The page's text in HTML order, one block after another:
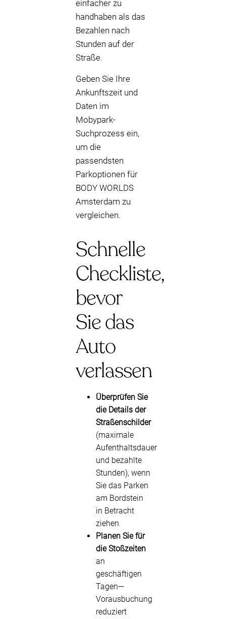
einfacher zu
handhaben als das
Bezahlen nach
Stunden auf der
Straße.
Geben Sie Ihre
Ankunftszeit und
Daten im
Mobypark-
Suchprozess ein,
um die
passendsten
Parkoptionen für
BODY WORLDS
Amsterdam zu
vergleichen.
Schnelle
Checkliste,
bevor
Sie das
Auto
verlassen
Überprüfen Sie
die Details der
Straßenschilder
(maximale
Aufenthaltsdauer
und bezahlte
Stunden), wenn
Sie das Parken
am Bordstein
in Betracht
ziehen
Planen Sie für
die Stoßzeiten
an
geschäftigen
Tagen—
Vorausbuchung
reduziert